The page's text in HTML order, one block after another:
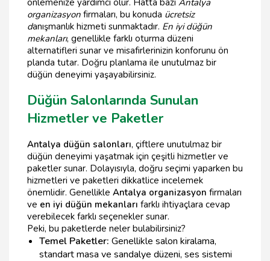
organizasyon firmaları, bu konuda ücretsiz
danışmanlık hizmeti sunmaktadır. En iyi düğün
mekanları, genellikle farklı oturma düzeni
alternatifleri sunar ve misafirlerinizin konforunu ön
planda tutar. Doğru planlama ile unutulmaz bir
düğün deneyimi yaşayabilirsiniz.
Düğün Salonlarında Sunulan
Hizmetler ve Paketler
Antalya düğün salonları, çiftlere unutulmaz bir
düğün deneyimi yaşatmak için çeşitli hizmetler ve
paketler sunar. Dolayısıyla, doğru seçimi yaparken bu
hizmetleri ve paketleri dikkatlice incelemek
önemlidir. Genellikle Antalya organizasyon firmaları
ve en iyi düğün mekanları farklı ihtiyaçlara cevap
verebilecek farklı seçenekler sunar.
Peki, bu paketlerde neler bulabilirsiniz?
Temel Paketler: Genellikle salon kiralama,
standart masa ve sandalye düzeni, ses sistemi